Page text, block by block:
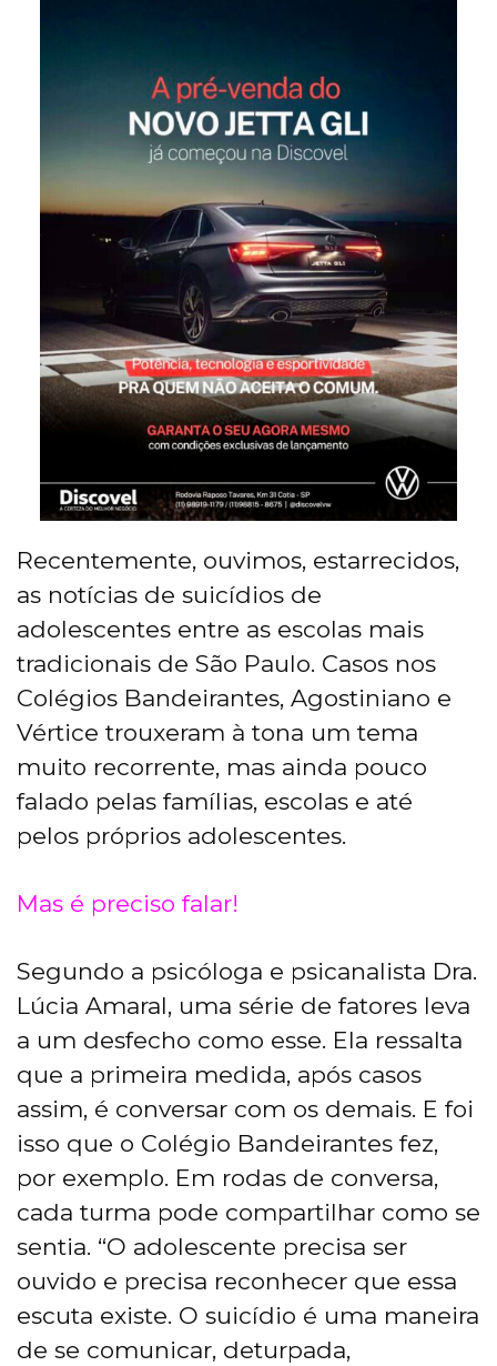
Recentemente, ouvimos, estarrecidos,
as notícias de suicídios de
adolescentes entre as escolas mais
tradicionais de São Paulo. Casos nos
Colégios Bandeirantes, Agostiniano e
Vértice trouxeram à tona um tema
muito recorrente, mas ainda pouco
falado pelas famílias, escolas e até
pelos próprios adolescentes.
Mas é preciso falar!
Segundo a psicóloga e psicanalista Dra.
Lúcia Amaral, uma série de fatores leva
a um desfecho como esse. Ela ressalta
que a primeira medida, após casos
assim, é conversar com os demais. E foi
isso que o Colégio Bandeirantes fez,
por exemplo. Em rodas de conversa,
cada turma pode compartilhar como se
sentia. “O adolescente precisa ser
ouvido e precisa reconhecer que essa
escuta existe. O suicídio é uma maneira
de se comunicar, deturpada,